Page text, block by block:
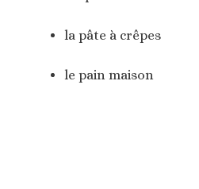
la pâte à crêpes
le pain maison